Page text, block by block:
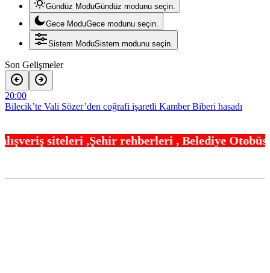
Gündüz ModuGündüz modunu seçin.
Gece ModuGece modunu seçin.
Sistem ModuSistem modunu seçin.
Son Gelişmeler
20:00
Bilecik’te Vali Sözer’den coğrafi işaretli Kamber Biberi hasadı
Trabzonspor’a büyük destek
,Şehir rehberleri , Belediye